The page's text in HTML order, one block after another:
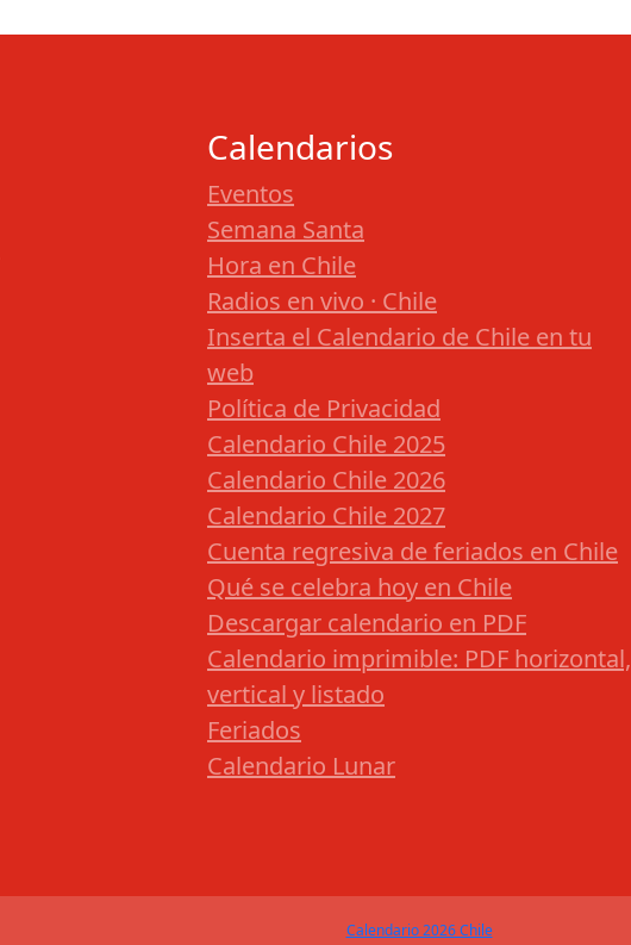
Calendarios
Eventos
Semana Santa
Hora en Chile
Radios en vivo · Chile
Inserta el Calendario de Chile en tu
web
Política de Privacidad
Calendario Chile 2025
Calendario Chile 2026
Calendario Chile 2027
Cuenta regresiva de feriados en Chile
Qué se celebra hoy en Chile
Descargar calendario en PDF
Calendario imprimible: PDF horizontal,
vertical y listado
Feriados
Calendario Lunar
Calendario 2026 Chile